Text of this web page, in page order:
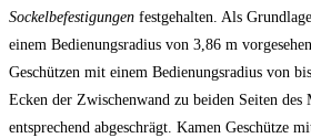
Sockelbefestigungen festgehalten. Als
einem Bedienungsradius von 3,86 m
Geschützen mit einem Bedienungsradius von
Ecken der Zwischenwand zu beiden Seiten des
entsprechend abgeschrägt. Kamen Geschütze